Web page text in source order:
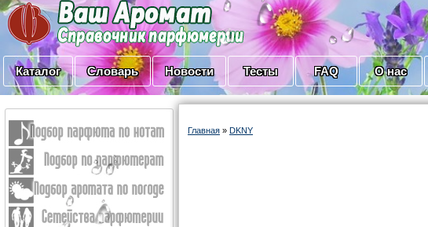
Каталог Словарь Новости Тесты FAQ О нас
Главная » DKNY